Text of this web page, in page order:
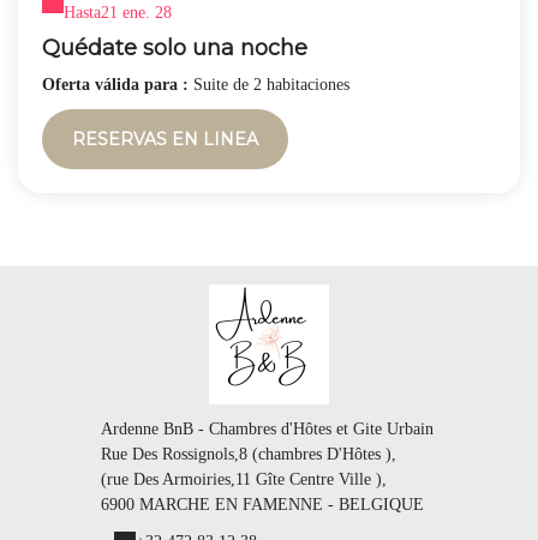
Hasta21 ene. 28
Quédate solo una noche
Oferta válida para : Suite de 2 habitaciones
RESERVAS EN LINEA
Ardenne BnB - Chambres d'Hôtes et Gite Urbain
Rue Des Rossignols,8 (chambres D'Hôtes ),
(rue Des Armoiries,11 Gîte Centre Ville ),
6900 MARCHE EN FAMENNE - BELGIQUE